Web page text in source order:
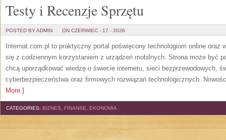
Testy i Recenzje Sprzętu
POSTED BY ADMIN ON CZERWIEC - 17 - 2026
Internat.com.pl to praktyczny portal poświęcony technologiom online oraz
się z codziennym korzystaniem z urządzeń mobilnych. Strona może być
chcą uporządkować wiedzę o świecie internetu, sieci bezprzewodowych,
cyberbezpieczeństwa oraz firmowych rozwiązań technologicznych.
More ]
CATEGORIES: BIZNES, FINANSE, EKONOMIA